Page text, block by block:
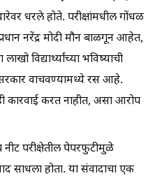
धरले होते. परीक्षांमधील गोंधळ
नरेंद्र मोदी मौन बाळगून आहेत,
विद्यार्थ्यांच्या भविष्याची
वाचवण्यामध्ये रस आहे.
कारवाई करत नाहीत, असा आरोप
नीट परीक्षेतील पेपरफुटीमुळे
साधला होता. या संवादाचा एक